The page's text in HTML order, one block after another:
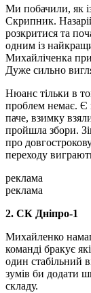
Ми побачили, як
Скрипник.
розкритися та
одним із
Михайліченка
Дуже сильно
Нюанс тільки в
проблем немає. Є
паче, взимку
пройшла збори.
про
переходу
реклама
реклама
2. СК Дніпро-1
Михайленко
команді бракує
один стабільний
зумів би додати
складу.